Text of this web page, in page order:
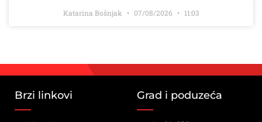
Katarina Bošnjak 07/08/2026 11:03
Brzi linkovi Grad i poduzeća